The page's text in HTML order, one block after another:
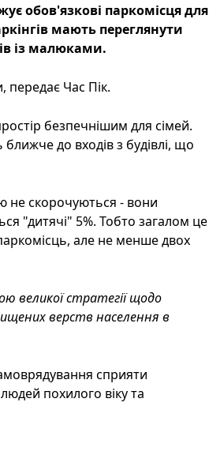
обов'язкові паркомісця для
мають переглянути
із малюками.
передає Час Пік.
безпечнішим для сімей.
до входів з будівлі, що
не скорочуються - вони
"дитячі" 5%. Тобто загалом це
але не менше двох
великої стратегії щодо
верств населення в
сприяти
похилого віку та